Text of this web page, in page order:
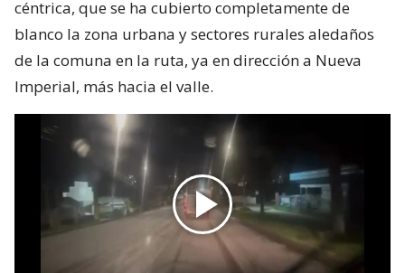
céntrica, que se ha cubierto completamente de
blanco la zona urbana y sectores rurales aledaños
de la comuna en la ruta, ya en dirección a Nueva
Imperial, más hacia el valle.